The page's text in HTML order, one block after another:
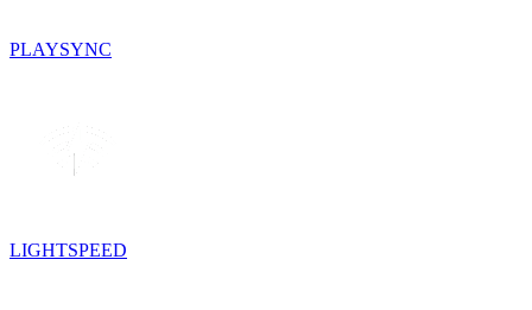
PLAYSYNC
LIGHTSPEED